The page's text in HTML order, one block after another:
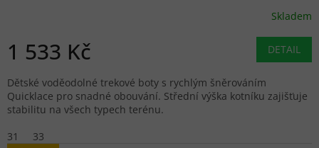
Skladem
1 533 Kč DETAIL
Dětské voděodolné trekové boty s rychlým šněrováním
Quicklace pro snadné obouvání. Střední výška kotníku zajišťuje
stabilitu na všech typech terénu.
31
33